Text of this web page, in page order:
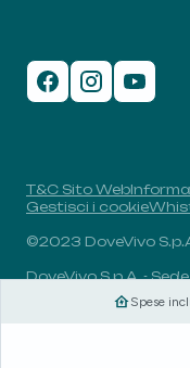
Spese
T&C Sito Web
Gestisci i cookie
©2023 DoveVivo
DoveVivo S.p.A. -
Milano, Italia - P.I.:
Capitale sociale: